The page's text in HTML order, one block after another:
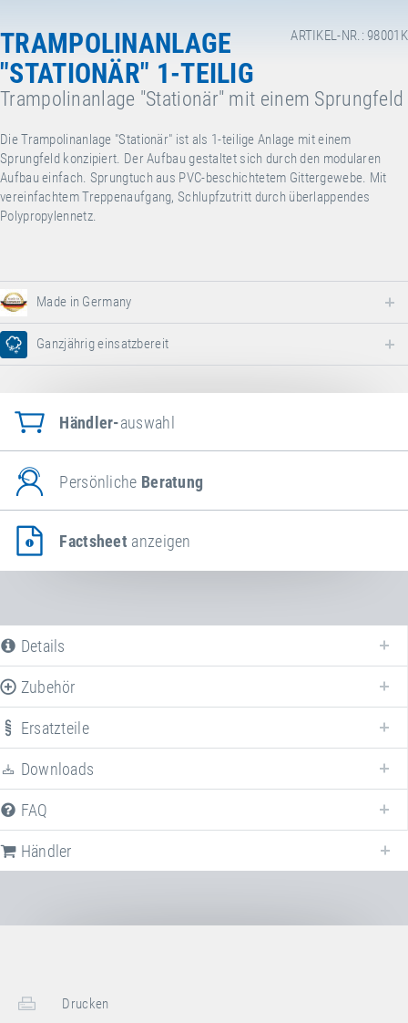
ARTIKEL-NR.: 98001K
TRAMPOLINANLAGE
"STATIONÄR" 1-TEILIG
Trampolinanlage "Stationär" mit einem Sprungfeld
Die Trampolinanlage "Stationär" ist als 1-teilige Anlage mit einem
Sprungfeld konzipiert. Der Aufbau gestaltet sich durch den modularen
Aufbau einfach. Sprungtuch aus PVC-beschichtetem Gittergewebe. Mit
vereinfachtem Treppenaufgang, Schlupfzutritt durch überlappendes
Polypropylennetz.
Made in Germany
Ganzjährig einsatzbereit
Händler-auswahl
Persönliche Beratung
Factsheet anzeigen
Details
Zubehör
Ersatzteile
Downloads
FAQ
Nachfolgend finden Sie eine Liste der häufig gestellten Fragen (FAQ) zum
Händler
Drucken